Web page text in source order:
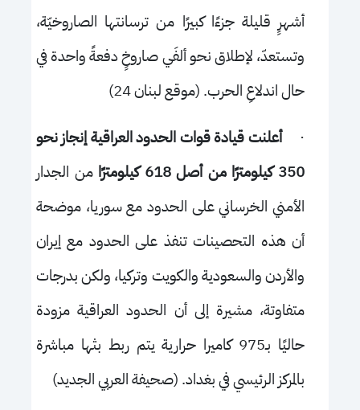
أشهرٍ قليلة جزءًا كبيرًا من ترسانتها الصاروخيّة،
وتستعدّ، لإطلاق نحو ألفَي صاروخٍ دفعةً واحدة في
حال اندلاعِ الحرب. (موقع لبنان 24)
·أعلنت قيادة قوات الحدود العراقية إنجاز نحو
350 كيلومترًا من أصل 618 كيلومترًا
من الجدار
الأمني الخرساني على الحدود مع سوريا، موضحة
أن هذه التحصينات تنفذ على الحدود مع إيران
والأردن والسعودية والكويت وتركيا، ولكن بدرجات
متفاوتة، مشيرة إلى أن الحدود العراقية مزودة
حاليًا بـ975 كاميرا حرارية يتم ربط بثها مباشرة
بالمركز الرئيسي في بغداد. (صحيفة العربي الجديد)